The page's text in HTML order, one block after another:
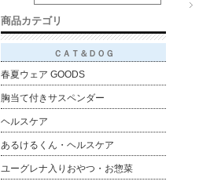
商品カテゴリ
ＣＡＴ＆ＤＯＧ
春夏ウェア GOODS
胸当て付きサスペンダー
ヘルスケア
あるけるくん・ヘルスケア
ユーグレナ入りおやつ・お惣菜